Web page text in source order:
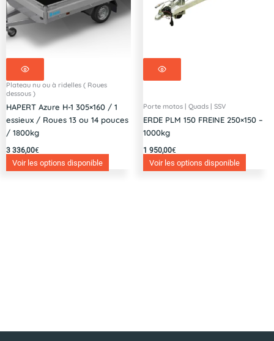
Plateau nu ou à ridelles ( Roues
dessous )
HAPERT Azure H-1 305×160 / 1
essieux / Roues 13 ou 14 pouces
/ 1800kg
3 336,00€
Voir les options disponible
Porte motos | Quads | SSV
ERDE PLM 150 FREINE 250×150 –
1000kg
1 950,00€
Voir les options disponible